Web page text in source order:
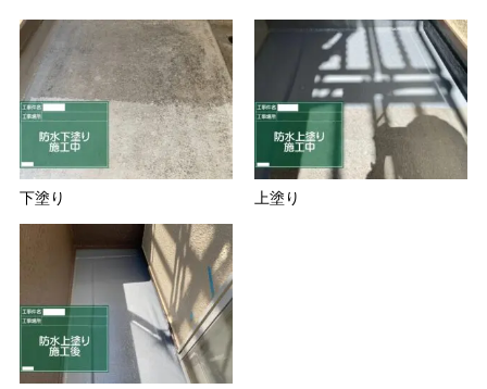
下塗り 上塗り